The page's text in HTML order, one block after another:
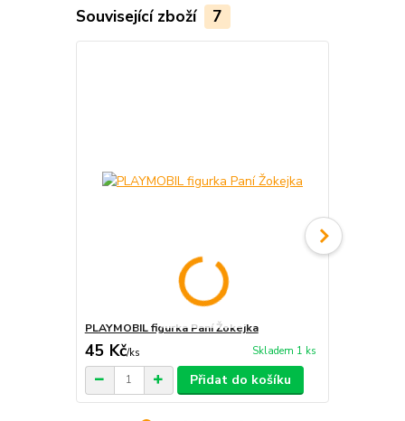
Související zboží 7
PLAYMOBIL figurka Paní Žokejka
45 Kč/ks Skladem 1 ks
Přidat do košíku